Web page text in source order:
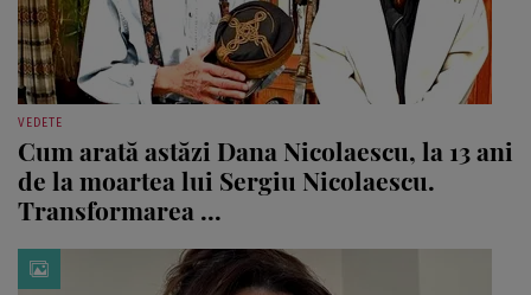
VEDETE
Cum arată astăzi Dana Nicolaescu, la 13 ani
de la moartea lui Sergiu Nicolaescu.
Transformarea ...